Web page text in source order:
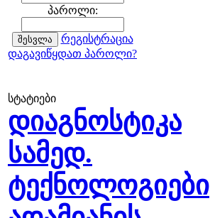
პაროლი:
რეგისტრაცია
დაგავიწყდათ პაროლი?
სტატიები
დიაგნოსტიკა
სამედ.
ტექნოლოგიები